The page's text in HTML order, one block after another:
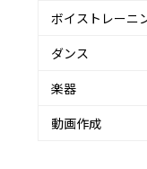
ボイストレーニ
ダンス
楽器
動画作成